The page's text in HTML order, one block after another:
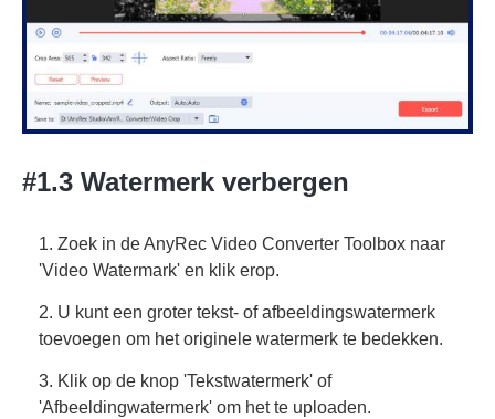
#1.3 Watermerk verbergen
1. Zoek in de AnyRec Video Converter Toolbox naar
'Video Watermark' en klik erop.
2. U kunt een groter tekst- of afbeeldingswatermerk
toevoegen om het originele watermerk te bedekken.
3. Klik op de knop 'Tekstwatermerk' of
'Afbeeldingwatermerk' om het te uploaden.